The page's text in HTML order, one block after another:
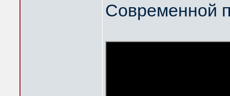
Современной